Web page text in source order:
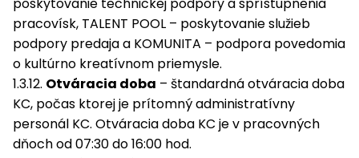
pracovísk, TALENT POOL – poskytovanie služieb
podpory predaja a KOMUNITA – podpora povedomia
o kultúrno kreatívnom priemysle.
1.3.12. Otváracia doba – štandardná otváracia doba
KC, počas ktorej je prítomný administratívny
personál KC. Otváracia doba KC je v pracovných
dňoch od 07:30 do 16:00 hod.